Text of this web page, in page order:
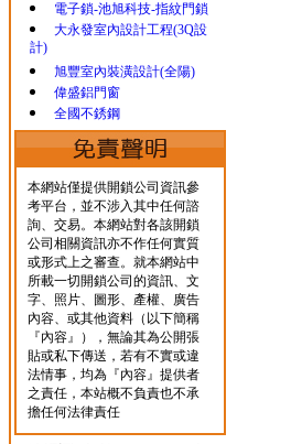
電子鎖-池旭科技-指紋門鎖
大永發室內設計工程(3Q設
計)
旭豐室內裝潢設計(全陽)
偉盛鋁門窗
全國不銹鋼
本網站僅提供開鎖公司資訊參
考平台，並不涉入其中任何諮
詢、交易。本網站對各該開鎖
公司相關資訊亦不作任何實質
或形式上之審查。就本網站中
所載一切開鎖公司的資訊、文
字、照片、圖形、產權、廣告
內容、或其他資料（以下簡稱
『內容』），無論其為公開張
貼或私下傳送，若有不實或違
法情事，均為『內容』提供者
之責任，本站概不負責也不承
擔任何法律責任